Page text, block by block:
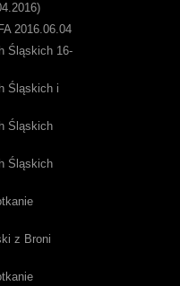
2016.06.04
Śląskich 16-
Śląskich i
Śląskich
Śląskich
z Broni